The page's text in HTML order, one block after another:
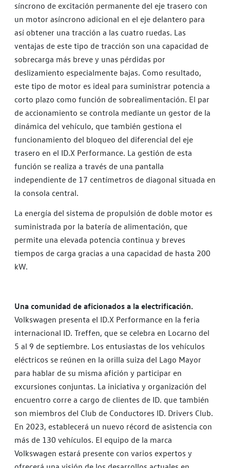
síncrono de excitación permanente del eje trasero con
un motor asíncrono adicional en el eje delantero para
así obtener una tracción a las cuatro ruedas. Las
ventajas de este tipo de tracción son una capacidad de
sobrecarga más breve y unas pérdidas por
deslizamiento especialmente bajas. Como resultado,
este tipo de motor es ideal para suministrar potencia a
corto plazo como función de sobrealimentación. El par
de accionamiento se controla mediante un gestor de la
dinámica del vehículo, que también gestiona el
funcionamiento del bloqueo del diferencial del eje
trasero en el ID.X Performance. La gestión de esta
función se realiza a través de una pantalla
independiente de 17 centímetros de diagonal situada en
la consola central.
La energía del sistema de propulsión de doble motor es
suministrada por la batería de alimentación, que
permite una elevada potencia continua y breves
tiempos de carga gracias a una capacidad de hasta 200
kW.
Una comunidad de aficionados a la electrificación.
Volkswagen presenta el ID.X Performance en la feria
internacional ID. Treffen, que se celebra en Locarno del
5 al 9 de septiembre. Los entusiastas de los vehículos
eléctricos se reúnen en la orilla suiza del Lago Mayor
para hablar de su misma afición y participar en
excursiones conjuntas. La iniciativa y organización del
encuentro corre a cargo de clientes de ID. que también
son miembros del Club de Conductores ID. Drivers Club.
En 2023, establecerá un nuevo récord de asistencia con
más de 130 vehículos. El equipo de la marca
Volkswagen estará presente con varios expertos y